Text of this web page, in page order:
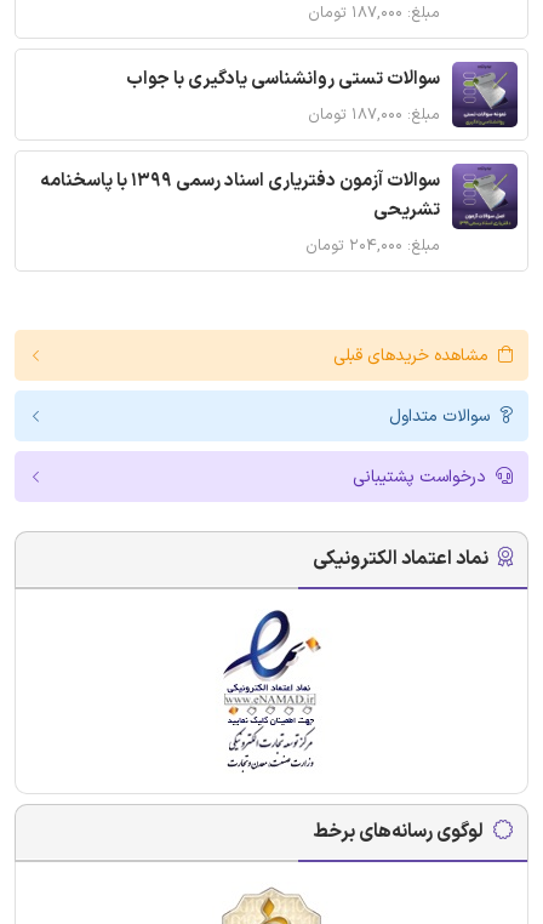
مبلغ: ۱۸۷,۰۰۰ تومان
سوالات تستی روانشناسی یادگیری با جواب
مبلغ: ۱۸۷,۰۰۰ تومان
سوالات آزمون دفتریاری اسناد رسمی 1399 با پاسخنامه
تشریحی
مبلغ: ۲۰۴,۰۰۰ تومان
مشاهده خریدهای قبلی
سوالات متداول
درخواست پشتیبانی
نماد اعتماد الکترونیکی
لوگوی رسانه‌های برخط